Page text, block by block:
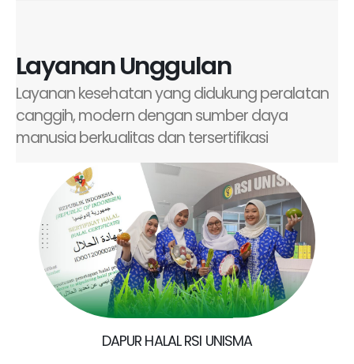
Layanan Unggulan
Layanan kesehatan yang didukung peralatan
canggih, modern dengan sumber daya
manusia berkualitas dan tersertifikasi
DAPUR HALAL RSI UNISMA